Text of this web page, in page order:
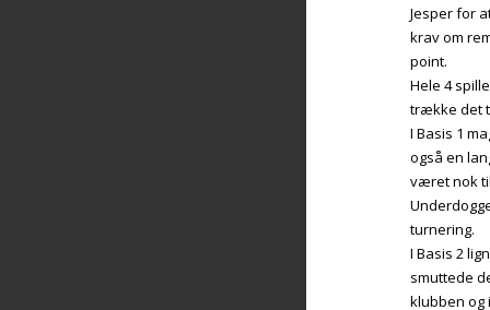
Jesper for
krav om
point.
Hele 4
trække det
I Basis 1
også en
været nok
turnering.
I Basis 2
smuttede
klubben og